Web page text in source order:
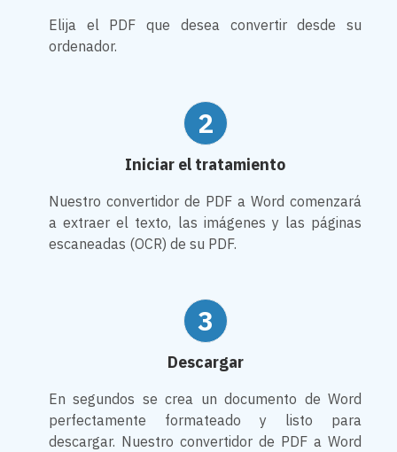
Elija el PDF que desea convertir desde su
ordenador.
2
Iniciar el tratamiento
Nuestro convertidor de PDF a Word comenzará
a extraer el texto, las imágenes y las páginas
escaneadas (OCR) de su PDF.
3
Descargar
En segundos se crea un documento de Word
perfectamente formateado y listo para
descargar. Nuestro convertidor de PDF a Word